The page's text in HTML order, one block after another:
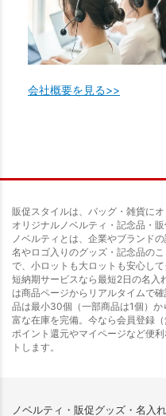
会社概要を見る>>
販促スタイルは、バッグ・雑貨に
オリジナルノベルティ・記念品・
ノベルティとは、企業やブランド
名やロゴ入りのグッズ・記念品の
で、小ロットも大ロットも安心して
短納期サービスなら最短2日の名入
は商品ページからリアルタイムで
品は最小30個（一部商品は1個）
富な在庫を完備。今なら会員登録
ポイント還元やマイページなど便
トします。
ノベルティ・販促グッズ・名入れ